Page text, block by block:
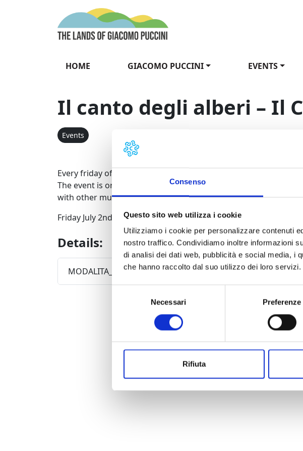
Consenso
Questo sito web utilizza i cookie
Utilizziamo i cookie per personalizzare contenuti
nostro traffico. Condividiamo inoltre informazioni
di analisi dei dati web, pubblicità e social media, i
che hanno raccolto dal suo utilizzo dei loro servizi.
Necessari Preferenze
Rifiuta
HOME GIACOMO PUCCINI EVENTS
Il canto degli alberi – Il
Events
Every friday of June, July and August, at 21, free concerts take
The event is organized by Comune di Lucca, Opera delle Mura
with other music associations.
Friday July 2nd: Il Cenacolo delle Mus
Details:
MODALITA_INGRESSI